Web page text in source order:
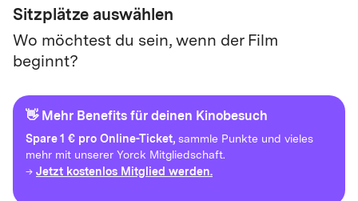
Sitzplätze auswählen
Wo möchtest du sein, wenn der Film
beginnt?
👋 Mehr Benefits für deinen Kinobesuch
Spare1 € pro Online-Ticket, sammle Punkte und vieles
mehr mit unserer Yorck Mitgliedschaft.
→ Jetzt kostenlos Mitglied werden.